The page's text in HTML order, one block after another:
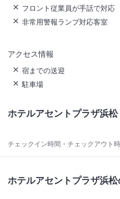
フロント従業員が手話で対応
非常用警報ランプ対応客室
アクセス情報
宿までの送迎
駐車場
ホテルアセントプラザ浜松
チェックイン時間・チェックアウト
ホテルアセントプラザ浜